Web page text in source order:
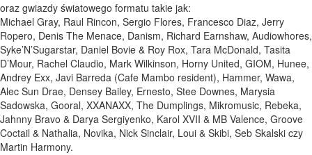
oraz gwiazdy światowego formatu takie jak:
Michael Gray, Raul Rincon, Sergio Flores, Francesco Diaz, Jerry
Ropero, Denis The Menace, Danism, Richard Earnshaw, Audiowhores,
Syke’N’Sugarstar, Daniel Bovie & Roy Rox, Tara McDonald, Tasita
D’Mour, Rachel Claudio, Mark Wilkinson, Horny United, GIOM, Hunee,
Andrey Exx, Javi Barreda (Cafe Mambo resident), Hammer, Wawa,
Alec Sun Drae, Densey Bailey, Ernesto, Stee Downes, Marysia
Sadowska, Gooral, XXANAXX, The Dumplings, Mikromusic, Rebeka,
Jahnny Bravo & Darya Sergiyenko, Karol XVII & MB Valence, Groove
Coctail & Nathalia, Novika, Nick Sinclair, Loui & Skibi, Seb Skalski czy
Martin Harmony.